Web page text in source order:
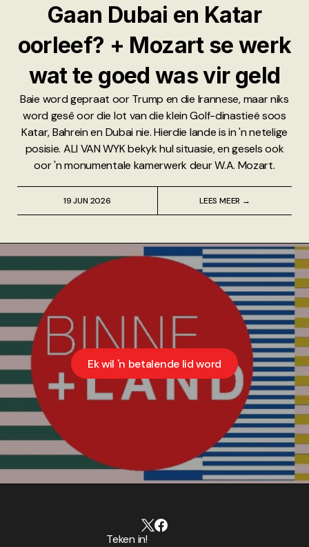
Gaan Dubai en Katar
oorleef? + Mozart se werk
wat te goed was vir geld
Baie word gepraat oor Trump en die Irannese, maar niks
word gesê oor die lot van die klein Golf-dinastieë soos
Katar, Bahrein en Dubai nie. Hierdie lande is in 'n netelige
posisie. ALI VAN WYK bekyk hul situasie, en gesels ook
oor 'n monumentale kamerwerk deur W.A. Mozart.
19 JUN 2026 LEES MEER →
Ek wil 'n betalende lid word
Teken in!